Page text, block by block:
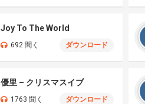
Joy To The World
692 聞く ダウンロード
優里 – クリスマスイブ
1763 聞く ダウンロード